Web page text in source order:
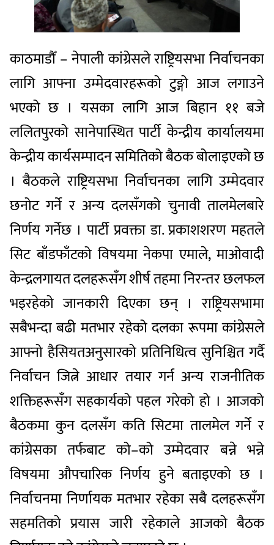
काठमाडौँ – नेपाली कांग्रेसले राष्ट्रियसभा निर्वाचनका
लागि आफ्ना उम्मेदवारहरूको टुङ्गो आज लगाउने
भएको छ । यसका लागि आज बिहान ११ बजे
ललितपुरको सानेपास्थित पार्टी केन्द्रीय कार्यालयमा
केन्द्रीय कार्यसम्पादन समितिको बैठक बोलाइएको छ
। बैठकले राष्ट्रियसभा निर्वाचनका लागि उम्मेदवार
छनोट गर्ने र अन्य दलसँगको चुनावी तालमेलबारे
निर्णय गर्नेछ । पार्टी प्रवक्ता डा. प्रकाशशरण महतले
सिट बाँडफाँटको विषयमा नेकपा एमाले, माओवादी
केन्द्रलगायत दलहरूसँग शीर्ष तहमा निरन्तर छलफल
भइरहेको जानकारी दिएका छन् । राष्ट्रियसभामा
सबैभन्दा बढी मतभार रहेको दलका रूपमा कांग्रेसले
आफ्नो हैसियतअनुसारको प्रतिनिधित्व सुनिश्चित गर्दै
निर्वाचन जित्ने आधार तयार गर्न अन्य राजनीतिक
शक्तिहरूसँग सहकार्यको पहल गरेको हो । आजको
बैठकमा कुन दलसँग कति सिटमा तालमेल गर्ने र
कांग्रेसका तर्फबाट को–को उम्मेदवार बन्ने भन्ने
विषयमा औपचारिक निर्णय हुने बताइएको छ ।
निर्वाचनमा निर्णायक मतभार रहेका सबै दलहरूसँग
सहमतिको प्रयास जारी रहेकाले आजको बैठक